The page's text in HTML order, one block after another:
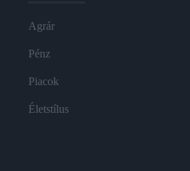
Agrár
Pénz
Piacok
Életstílus